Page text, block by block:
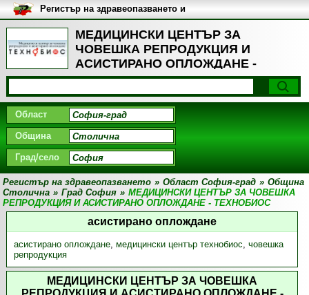
МЕДИЦИНСКИ ЦЕНТЪР ЗА
ЧОВЕШКА РЕПРОДУКЦИЯ И
АСИСТИРАНО ОПЛОЖДАНЕ -
ТЕХНОБИОС, Град София - Екип
Регистър на здравеопазването и
медицинските заведения в
България
Област
Община
Град/село
Регистър на здравеопазването » Област София-град » Община
Столична » Град София » МЕДИЦИНСКИ ЦЕНТЪР ЗА ЧОВЕШКА
РЕПРОДУКЦИЯ И АСИСТИРАНО ОПЛОЖДАНЕ - ТЕХНОБИОС
асистирано оплождане
асистирано оплождане, медицински център технобиос, човешка
репродукция
МЕДИЦИНСКИ ЦЕНТЪР ЗА ЧОВЕШКА